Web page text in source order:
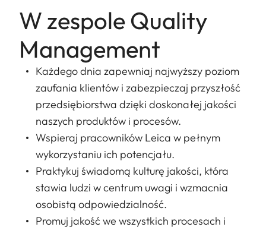
W zespole Quality
Management
Każdego dnia zapewniaj najwyższy poziom
zaufania klientów i zabezpieczaj przyszłość
przedsiębiorstwa dzięki doskonałej jakości
naszych produktów i procesów.
Wspieraj pracowników Leica w pełnym
wykorzystaniu ich potencjału.
Praktykuj świadomą kulturę jakości, która
stawia ludzi w centrum uwagi i wzmacnia
osobistą odpowiedzialność.
Promuj jakość we wszystkich procesach i